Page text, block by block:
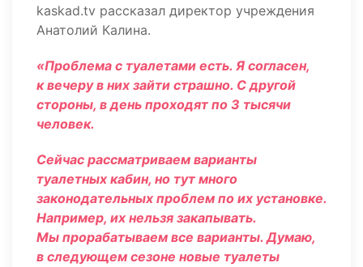
kaskad.tv рассказал директор учреждения
Анатолий Калина.
«Проблема с туалетами есть. Я согласен,
к вечеру в них зайти страшно. С другой
стороны, в день проходят по 3 тысячи
человек.
Сейчас рассматриваем варианты
туалетных кабин, но тут много
законодательных проблем по их установке.
Например, их нельзя закапывать.
Мы прорабатываем все варианты. Думаю,
в следующем сезоне новые туалеты